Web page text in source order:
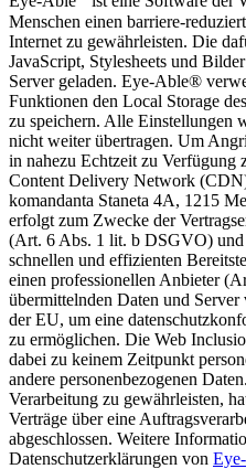
Menschen einen barriere-
Internet zu gewährleisten. Die
JavaScript, Stylesheets und
Server geladen. Eye-Able®
Funktionen den Local Storage
zu speichern. Alle Einstellungen
nicht weiter übertragen. Um
in nahezu Echtzeit zu
Content Delivery Network
komandanta Staneta 4A, 1215
erfolgt zum Zwecke der
(Art. 6 Abs. 1 lit. b DSGVO) und
schnellen und effizienten
einen professionellen Anbieter
übermittelnden Daten und
der EU, um eine
zu ermöglichen. Die Web
dabei zu keinem Zeitpunkt
andere personenbezogenen
Verarbeitung zu gewährleisten,
Verträge über eine
abgeschlossen. Weitere
Datenschutzerklärungen von